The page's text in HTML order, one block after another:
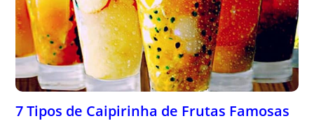
7 Tipos de Caipirinha de Frutas Famosas